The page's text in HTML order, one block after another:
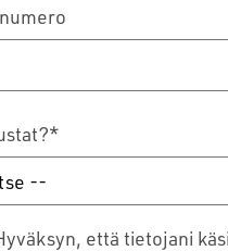
*
että tietojani